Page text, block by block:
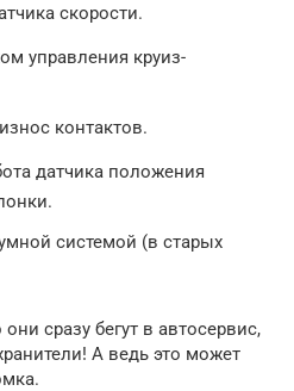
скорости.
управления круиз-
контактов.
датчика положения
системой (в старых
сразу бегут в автосервис,
А ведь это может